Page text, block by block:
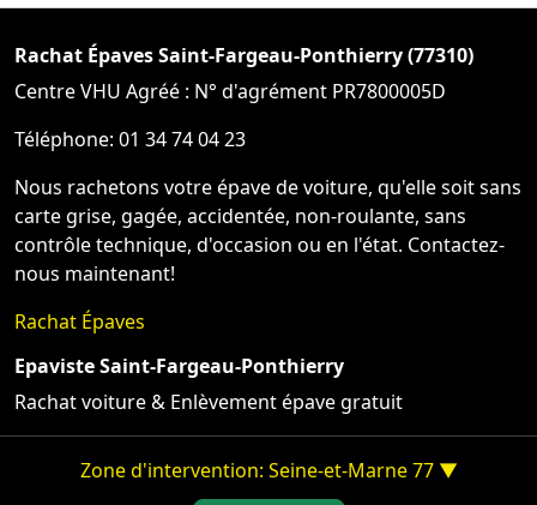
Rachat Épaves Saint-Fargeau-Ponthierry (77310)
Centre VHU Agréé : N° d'agrément PR7800005D
Téléphone: 01 34 74 04 23
Nous rachetons votre épave de voiture, qu'elle soit sans
carte grise, gagée, accidentée, non-roulante, sans
contrôle technique, d'occasion ou en l'état. Contactez-
nous maintenant!
Rachat Épaves
Epaviste Saint-Fargeau-Ponthierry
Rachat voiture & Enlèvement épave gratuit
Zone d'intervention: Seine-et-Marne 77 ▼